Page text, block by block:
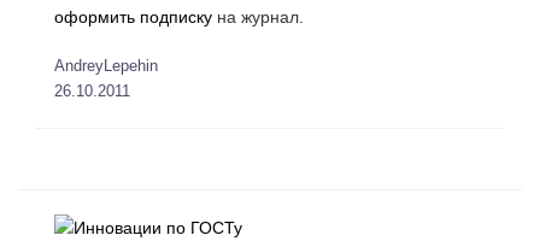
оформить подписку на журнал.
AndreyLepehin
26.10.2011